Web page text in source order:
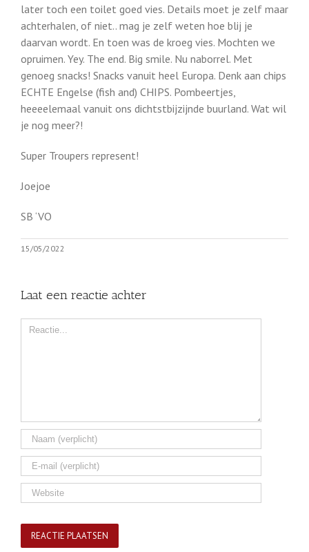
later toch een toilet goed vies. Details moet je zelf maar
achterhalen, of niet.. mag je zelf weten hoe blij je
daarvan wordt. En toen was de kroeg vies. Mochten we
opruimen. Yey. The end. Big smile. Nu naborrel. Met
genoeg snacks! Snacks vanuit heel Europa. Denk aan chips
ECHTE Engelse (fish and) CHIPS. Pombeertjes,
heeeelemaal vanuit ons dichtstbijzijnde buurland. Wat wil
je nog meer?!
Super Troupers represent!
Joejoe
SB ‘VO
15/05/2022
Laat een reactie achter
Comment